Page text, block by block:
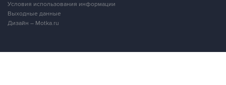
Условия использования информации
Выходные данные
Дизайн – Motka.ru